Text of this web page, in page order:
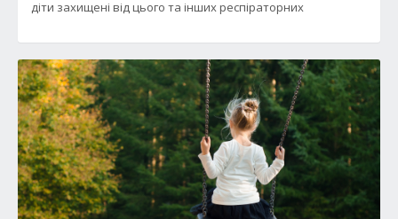
діти захищені від цього та інших респіраторних